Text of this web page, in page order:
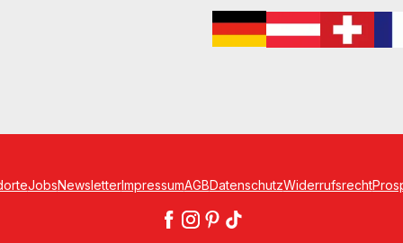
JobsNewsletterImpressumAGBDatenschutzWiderrufsrecht